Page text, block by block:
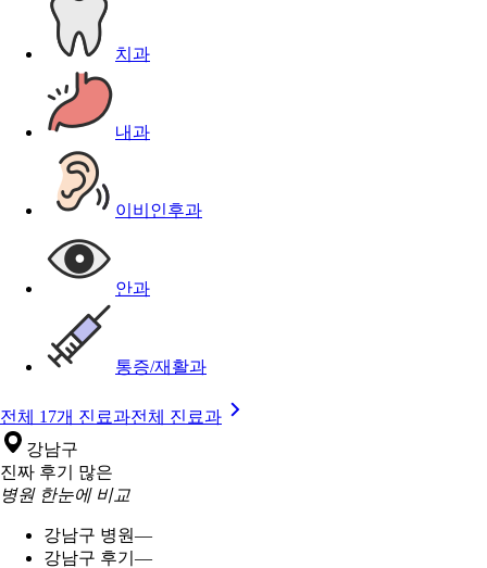
치과
내과
이비인후과
안과
통증/재활과
전체 17개 진료과전체 진료과
강남구
진짜 후기 많은
병원 한눈에 비교
강남구 병원—
강남구 후기 —